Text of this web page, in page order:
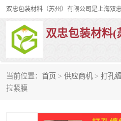
双忠包装材料(
当前位置： 首页 > 供应商机 > 打孔
拉紧膜
打孔缠绕膜
裹包网兜